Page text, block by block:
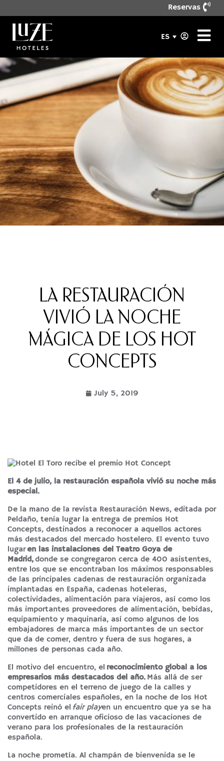
Reservas
ES
LA RESTAURACIÓN
VIVIÓ LA NOCHE
MÁGICA DE LOS HOT
CONCEPTS
July 5, 2019
El 4 de julio, la restauración española vivió su noche más
especial.
De la mano de la revista Restauración News, editada por
Peldaño, tenía lugar la entrega de premios Hot
Concepts, destinados a reconocer a aquellos actores
más destacados del mercado hostelero. El evento tuvo
lugaren las instalaciones del Teatro Goya de
Madrid,donde se congregaron cerca de 400 asistentes,
entre los que se encontraban los máximos responsables
de las principales cadenas de restauración organizada
implantadas en España, cadenas hoteleras,
colectividades, alimentación para viajeros, así como los
más importantes proveedores de alimentación, bebidas,
equipamiento y maquinaria, así como algunos de los
embajadores de marca más importantes de un sector
que da de comer, dentro y fuera de sus hogares, a
millones de personas cada año.
El motivo del encuentro, el reconocimiento global a los
empresarios más destacados del año. Más allá de ser
competidores en el terreno de juego de la calles y
centros comerciales españoles, en la noche de los Hot
Concepts reinó el fair playen un encuentro que ya se ha
convertido en arranque oficioso de las vacaciones de
verano para los profesionales de la restauración
española.
La noche prometía. Al champán de bienvenida se le